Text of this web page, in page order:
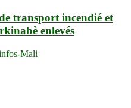
transport incendié et
enlevés
Mali